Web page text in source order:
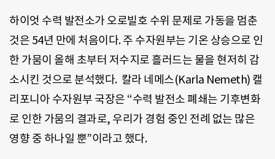
하이엇 수력 발전소가 오로빌호 수위 문제로 가동을 멈춘
것은 54년 만에 처음이다. 주 수자원부는 기온 상승으로 인
한 가뭄이 올해 초부터 저수지로 흘러드는 물을 현저히 감
소시킨 것으로 분석했다. 칼라 네메스(Karla Nemeth) 캘
리포니아 수자원부 국장은 “수력 발전소 폐쇄는 기후변화
로 인한 가뭄의 결과로, 우리가 경험 중인 전례 없는 많은
영향 중 하나일 뿐”이라고 했다.